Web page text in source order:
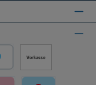
über PayPal
Bezahlen über PayPal
Vorkasse